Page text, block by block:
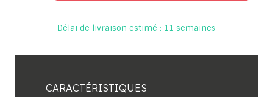
Délai de livraison estimé : 11 semaines
CARACTÉRISTIQUES